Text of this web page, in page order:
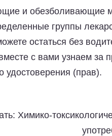
и обезболивающие
группы
остаться без
с вами узнаем за
удостоверения (прав).
Химико-